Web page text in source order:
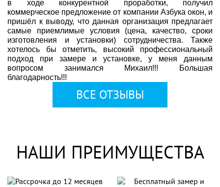
в ходе конкурентной проработки, получил
коммерческое предложение от компании Азбука окон, и
пришёл к выводу, что данная организация предлагает
самые приемлимые условия (цена, качество, сроки
изготовления и установки) сотрудничества. Также
хотелось бы отметить, высокий профессиональный
подход при замере и установке, у меня данным
вопросом занимался Михаил!!! Большая
благодарность!!!
ВСЕ ОТЗЫВЫ
НАШИ ПРЕИМУЩЕСТВА